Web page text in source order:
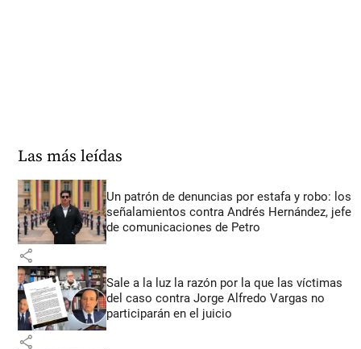
Las más leídas
Un patrón de denuncias por estafa y robo: los
señalamientos contra Andrés Hernández, jefe
de comunicaciones de Petro
share
Sale a la luz la razón por la que las víctimas
del caso contra Jorge Alfredo Vargas no
participarán en el juicio
share